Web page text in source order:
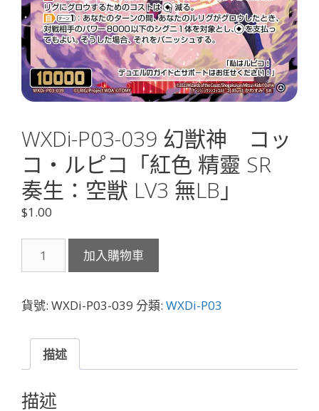
WXDi-P03-039 幻獣神 コッ
コ・ルピコ「紅色 精靈 SR
奏生：空獣 LV3 無LB」
$1.00
P03-
幻
神
ッ
コ・
ル
加入購物車
貨號: WXDi-P03-039 分類: WXDi-P03
描述
描述